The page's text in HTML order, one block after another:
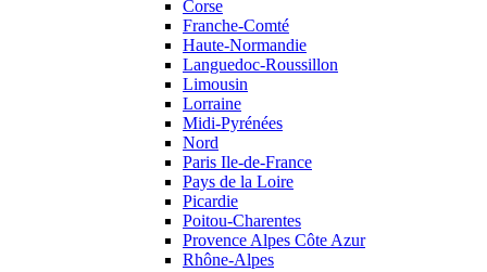
Corse
Franche-Comté
Haute-Normandie
Languedoc-Roussillon
Limousin
Lorraine
Midi-Pyrénées
Nord
Paris Ile-de-France
Pays de la Loire
Picardie
Poitou-Charentes
Provence Alpes Côte Azur
Rhône-Alpes